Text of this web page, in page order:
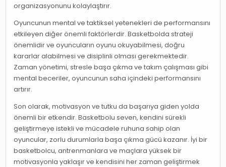
organizasyonunu kolaylaştırır.
Oyuncunun mental ve taktiksel yetenekleri de performansını
etkileyen diğer önemli faktörlerdir. Basketbolda strateji
önemlidir ve oyuncuların oyunu okuyabilmesi, doğru
kararlar alabilmesi ve disiplinli olması gerekmektedir.
Zaman yönetimi, stresle başa çıkma ve takım çalışması gibi
mental beceriler, oyuncunun saha içindeki performansını
artırır.
Son olarak, motivasyon ve tutku da başarıya giden yolda
önemli bir etkendir. Basketbolu seven, kendini sürekli
geliştirmeye istekli ve mücadele ruhuna sahip olan
oyuncular, zorlu durumlarla başa çıkma gücü kazanır. İyi bir
basketbolcu, antrenmanlara ve maçlara yüksek bir
motivasyonla yaklaşır ve kendisini her zaman geliştirmek